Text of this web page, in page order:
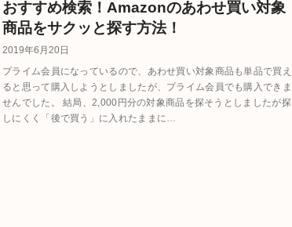
おすすめ検索！Amazonのあわせ買い対象
商品をサクッと探す方法！
2019年6月20日
プライム会員になっているので、あわせ買い対象商品も単品で買え
ると思って購入しようとしましたが、プライム会員でも購入できま
せんでした。 結局、2,000円分の対象商品を探そうとしましたが探
しにくく「後で買う」に入れたままに…